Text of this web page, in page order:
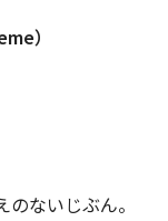
）
ないじぶん。